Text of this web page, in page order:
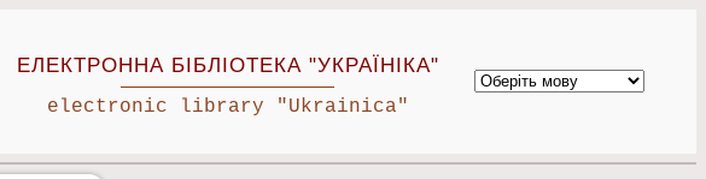
ЕЛЕКТРОННА БІБЛІОТЕКА "УКРАЇНІКА"
electronic library "Ukrainica"